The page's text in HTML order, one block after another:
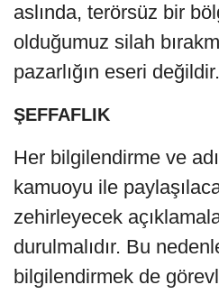
aslında, terörsüz bir
olduğumuz silah
pazarlığın eseri değildir.
ŞEFFAFLIK
Her bilgilendirme ve
kamuoyu ile
zehirleyecek
durulmalıdır. Bu
bilgilendirmek de